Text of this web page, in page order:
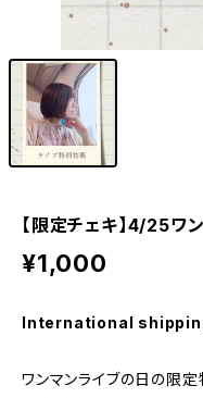
【限定チェキ】4/25ワ
¥1,000
International
ワンマンライブの日の限定